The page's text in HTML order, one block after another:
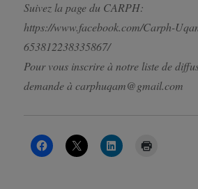
Suivez la page du CARPH:
https://www.facebook.com/Carph-
653812238335867/
Pour vous inscrire à notre liste de
demande à carphuqam@gmail.com